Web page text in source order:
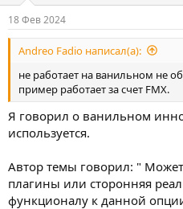
18 Фев 2024
Andreo Fadio написал(а):
не работает на ванильном не
пример работает за счет FMX.
Я говорил о ванильном
используется.
Автор темы говорил: "
плагины или сторонняя
функционалу к данной